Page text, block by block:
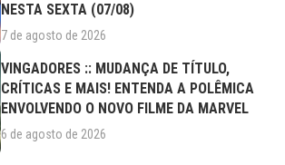
NESTA SEXTA (07/08)
7 de agosto de 2026
VINGADORES :: MUDANÇA DE TÍTULO,
CRÍTICAS E MAIS! ENTENDA A POLÊMICA
ENVOLVENDO O NOVO FILME DA MARVEL
6 de agosto de 2026